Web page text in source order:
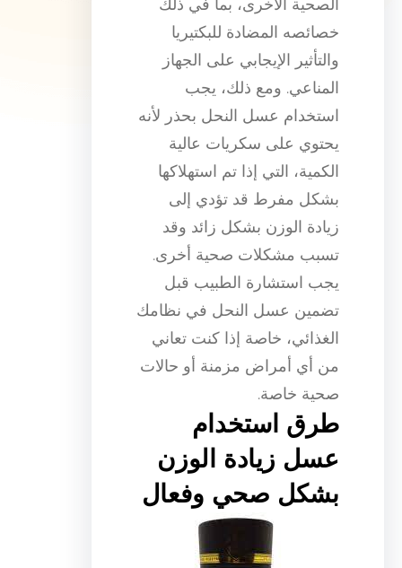
الصحية الأخرى، بما في ذلك
خصائصه المضادة للبكتيريا
والتأثير الإيجابي على الجهاز
المناعي. ومع ذلك، يجب
استخدام عسل النحل بحذر لأنه
يحتوي على سكريات عالية
الكمية، التي إذا تم استهلاكها
بشكل مفرط قد تؤدي إلى
زيادة الوزن بشكل زائد وقد
تسبب مشكلات صحية أخرى.
يجب استشارة الطبيب قبل
تضمين عسل النحل في نظامك
الغذائي، خاصة إذا كنت تعاني
من أي أمراض مزمنة أو حالات
صحية خاصة.
طرق استخدام
عسل زيادة الوزن
بشكل صحي وفعال